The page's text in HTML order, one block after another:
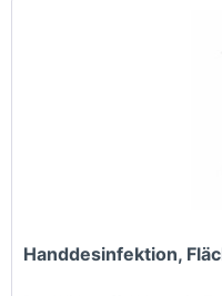
Handdesinfektion,